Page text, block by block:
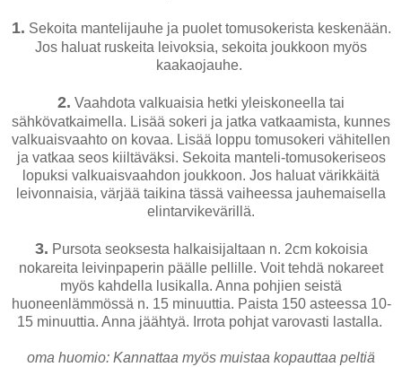
1. Sekoita mantelijauhe ja puolet tomusokerista keskenään.
Jos haluat ruskeita leivoksia, sekoita joukkoon myös
kaakaojauhe.
2. Vaahdota valkuaisia hetki yleiskoneella tai
sähkövatkaimella. Lisää sokeri ja jatka vatkaamista, kunnes
valkuaisvaahto on kovaa. Lisää loppu tomusokeri vähitellen
ja vatkaa seos kiiltäväksi. Sekoita manteli-tomusokeriseos
lopuksi valkuaisvaahdon joukkoon. Jos haluat värikkäitä
leivonnaisia, värjää taikina tässä vaiheessa jauhemaisella
elintarvikevärillä.
3. Pursota seoksesta halkaisijaltaan n. 2cm kokoisia
nokareita leivinpaperin päälle pellille. Voit tehdä nokareet
myös kahdella lusikalla. Anna pohjien seistä
huoneenlämmössä n. 15 minuuttia. Paista 150 asteessa 10-
15 minuuttia. Anna jäähtyä. Irrota pohjat varovasti lastalla.
oma huomio: Kannattaa myös muistaa kopauttaa peltiä